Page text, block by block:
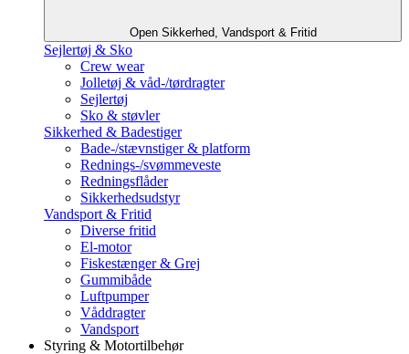
Open Sikkerhed, Vandsport & Fritid
Sejlertøj & Sko
Crew wear
Jolletøj & våd-/tørdragter
Sejlertøj
Sko & støvler
Sikkerhed & Badestiger
Bade-/stævnstiger & platform
Rednings-/svømmeveste
Redningsflåder
Sikkerhedsudstyr
Vandsport & Fritid
Diverse fritid
El-motor
Fiskestænger & Grej
Gummibåde
Luftpumper
Våddragter
Vandsport
Styring & Motortilbehør